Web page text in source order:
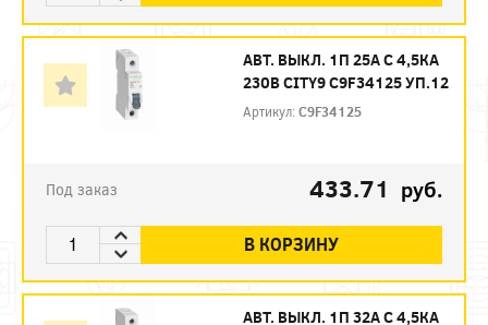
АВТ. ВЫКЛ. 1П 25А С 4,5КА
230В CITY9 C9F34125 УП.12
Артикул:C9F34125
Под заказ 433.71 руб.
В КОРЗИНУ
АВТ. ВЫКЛ. 1П 32А С 4,5КА